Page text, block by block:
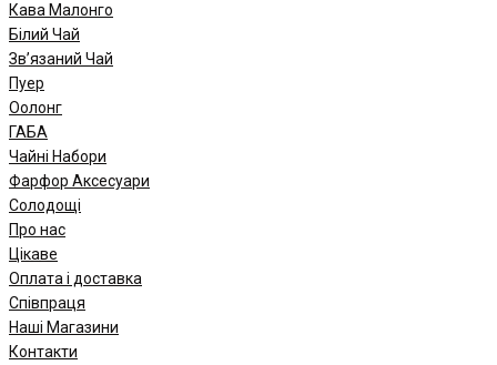
Кава Малонго
Білий Чай
Зв’язаний Чай
Пуер
Oолонг
ГАБА
Чайні Набори
Фарфор Аксесуари
Солодощі
Про нас
Цікаве
Оплата і доставка
Співпраця
Наші Магазини
Контакти